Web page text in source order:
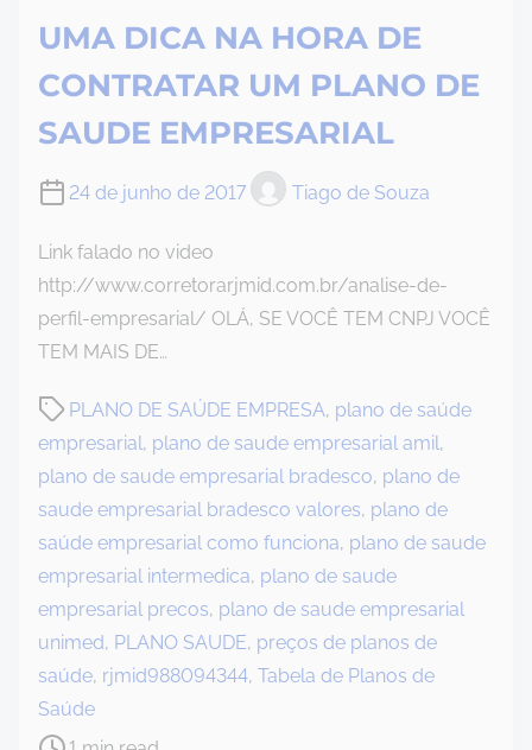
UMA DICA NA HORA DE
CONTRATAR UM PLANO DE
SAUDE EMPRESARIAL
24 de junho de 2017 Tiago de Souza
Link falado no video
http://www.corretorarjmid.com.br/analise-de-
perfil-empresarial/ OLÁ, SE VOCÊ TEM CNPJ VOCÊ
TEM MAIS DE…
PLANO DE SAÚDE EMPRESA, plano de saúde
empresarial, plano de saude empresarial amil,
plano de saude empresarial bradesco, plano de
saude empresarial bradesco valores, plano de
saúde empresarial como funciona, plano de saude
empresarial intermedica, plano de saude
empresarial precos, plano de saude empresarial
unimed, PLANO SAUDE, preços de planos de
saúde, rjmid988094344, Tabela de Planos de
Saúde
P
o
s
t
r
e
a
d
t
i
m